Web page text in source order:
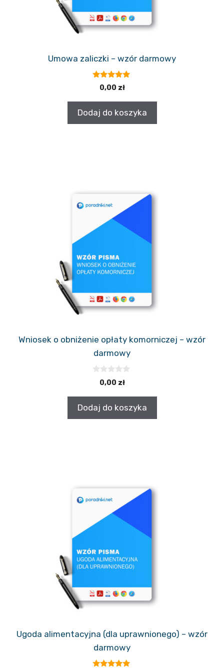
Umowa zaliczki – wzór darmowy
5.00
z 5
0,00 zł
Dodaj do koszyka
Wniosek o obniżenie opłaty komorniczej – wzór
darmowy
0,00 zł
Dodaj do koszyka
Ugoda alimentacyjna (dla uprawnionego) – wzór
darmowy